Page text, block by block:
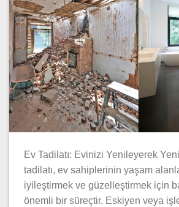
Ev Tadilatı: Evinizi Yenileyerek
tadilatı, ev sahiplerinin yaşam
iyileştirmek ve güzelleştirmek için
önemli bir süreçtir. Eskiyen veya